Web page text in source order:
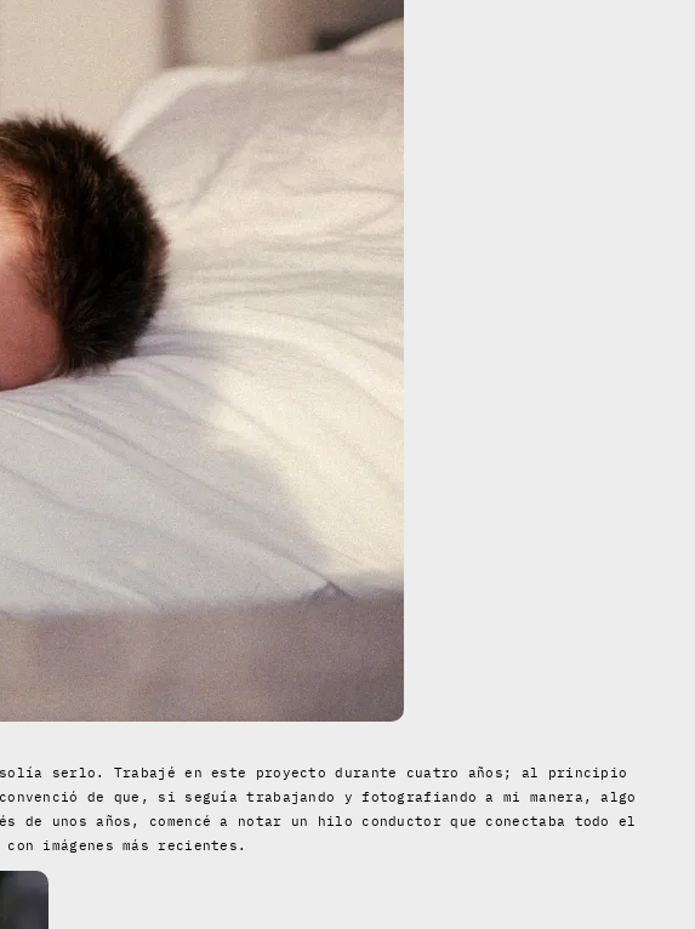
solía serlo. Trabajé en este proyecto durante cuatro años; al principio
de que, si seguía trabajando y fotografiando a mi manera, algo
unos años, comencé a notar un hilo conductor que conectaba todo el
imágenes más recientes.